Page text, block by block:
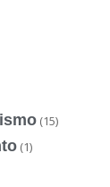
(15)
(1)